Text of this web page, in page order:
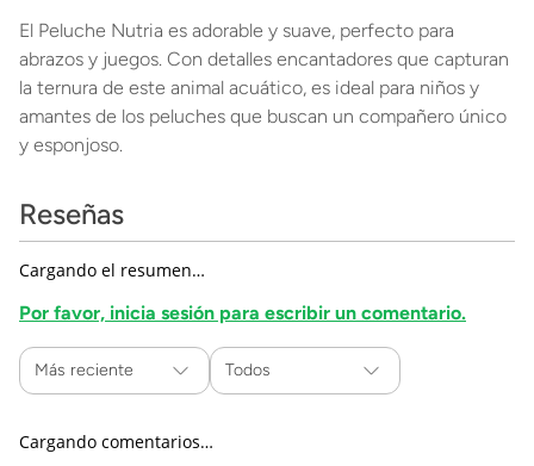
El Peluche Nutria es adorable y suave, perfecto para
abrazos y juegos. Con detalles encantadores que capturan
la ternura de este animal acuático, es ideal para niños y
amantes de los peluches que buscan un compañero único
y esponjoso.
Reseñas
Cargando el resumen…
Por favor, inicia sesión para escribir un comentario.
Más reciente Todos
Cargando comentarios…